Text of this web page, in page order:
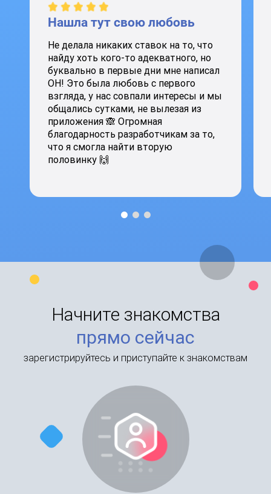
Нашла тут свою любовь
Не делала никаких ставок на то, что
найду хоть кого-то адекватного, но
буквально в первые дни мне написал
ОН! Это была любовь с первого
взгляда, у нас совпали интересы и мы
общались сутками, не вылезая из
приложения 🙈 Огромная
благодарность разработчикам за то,
что я смогла найти вторую
половинку 🙌
Начните знакомства
прямо сейчас
зарегистрируйтесь и приступайте к знакомствам